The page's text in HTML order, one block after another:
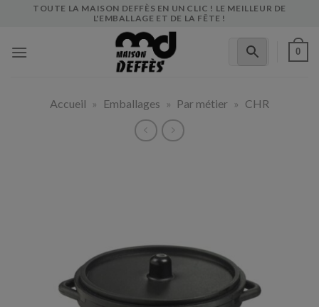
TOUTE LA MAISON DEFFÈS EN UN CLIC ! LE MEILLEUR DE
L'EMBALLAGE ET DE LA FÊTE !
0
Accueil » Emballages » Par métier » CHR